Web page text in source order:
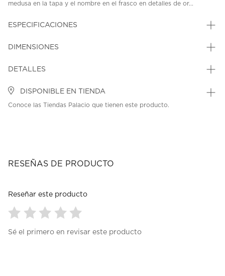
medusa en la tapa y el nombre en el frasco en detalles de or...
ESPECIFICACIONES
DIMENSIONES
DETALLES
DISPONIBLE EN TIENDA
Conoce las Tiendas Palacio que tienen este producto.
RESEÑAS DE PRODUCTO
Reseñar este producto
paraparaparaparapara
Sé el primero en revisar este producto